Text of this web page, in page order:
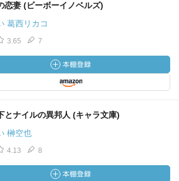
恋妻 (ビーボーイノベルズ)
葛西リカコ
3.65 7
とナイルの異邦人 (キャラ文庫)
榊空也
4.13 8